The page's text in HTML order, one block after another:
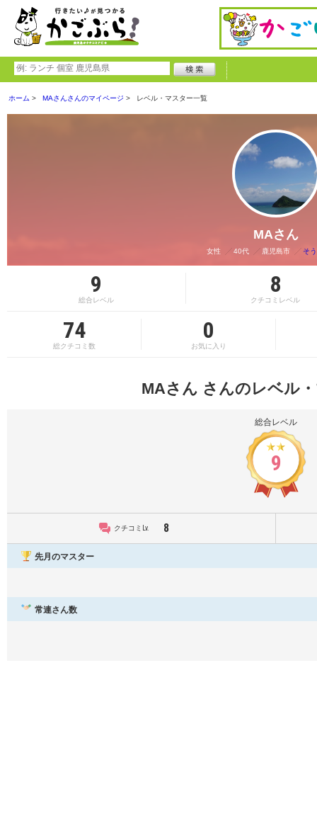
ホーム MAさんさんのマイページ レベル・マスター一覧
MAさん
女性 40代 鹿児島市 そ
9
総合レベル
8
クチコミレベル
74
総クチコミ数
0
お気に入り
MAさん さんのレベル
総合レベル
9
クチコミLv. 8
先月のマスター
常連さん数